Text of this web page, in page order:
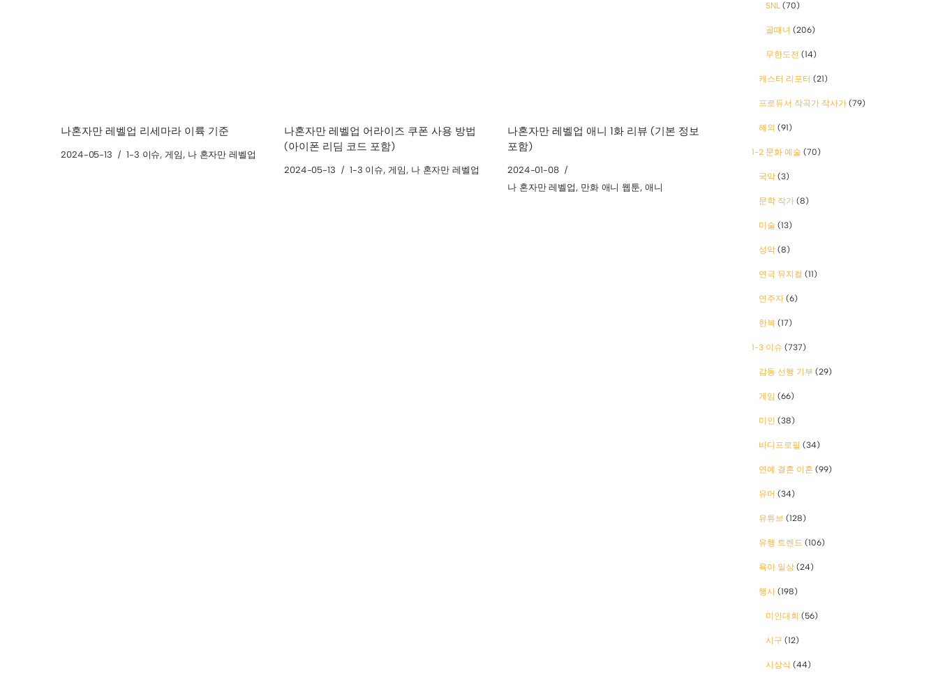
나혼자만 레벨업 리세마라 이륙 기준
2024-05-13 1-3 이슈, 게임 , 나 혼자만 레벨업
나혼자만 레벨업 어라이즈 쿠폰 사용 방법
(아이폰 리딤 코드 포함)
2024-05-13 1-3 이슈, 게임 , 나 혼자만 레벨업
나혼자만 레벨업 애니 1화 리뷰 (기본 정보
포함)
2024-01-08
나 혼자만 레벨업 , 만화 애니 웹툰, 애니
SNL (70)
골때녀 (206)
무한도전 (14)
캐스터 리포터 (21)
프로듀서 작곡가 작사가 (79)
해외 (91)
1-2 문화 예술 (70)
국악 (3)
문학 작가 (8)
미술 (13)
성악 (8)
연극 뮤지컬 (11)
연주자 (6)
한복 (17)
1-3 이슈 (737)
감동 선행 기부 (29)
게임 (66)
미인 (38)
바디프로필 (34)
연예 결혼 이혼 (99)
유머 (34)
유튜브 (128)
유행 트렌드 (106)
육아 일상 (24)
행사 (198)
미인대회 (56)
시구 (12)
시상식 (44)